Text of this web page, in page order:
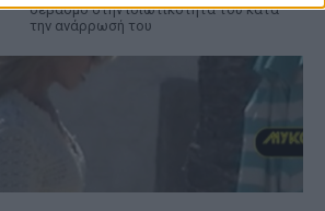
σεβασμό στην ιδιωτικότητά του κατά
την ανάρρωσή του